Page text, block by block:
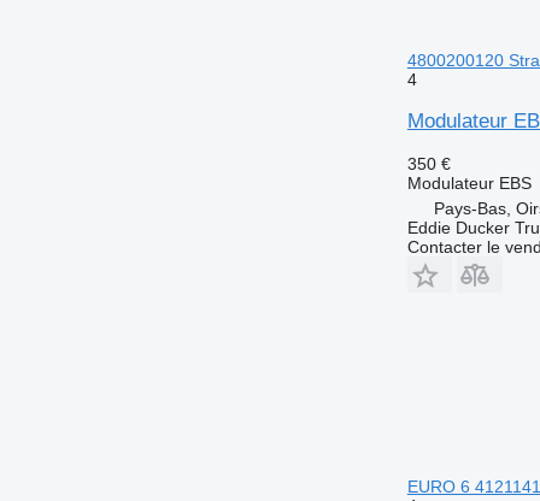
4800200120
4
Modulateur
350 €
Modulateur EBS
Pays-Bas,
Eddie Ducker
Contacter le
EURO 6